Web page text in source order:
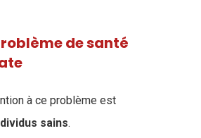
de santé
à ce problème est
sains.